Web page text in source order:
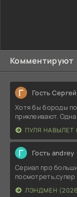
Комментируют
Г Гость Сергей
Хотя бы бороды
приклеивают.
ПУЛЯ НАВЫЛЕТ
Г Гость andrey
Сериал про
посмотреть,супер
ЛЭНДМЕН